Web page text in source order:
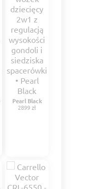
Pearl Black
2899 zł